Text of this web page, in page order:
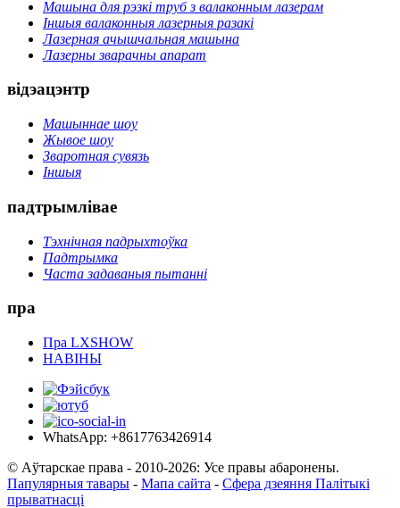
Машына для рэзкі труб з валаконным лазерам
Іншыя валаконныя лазерныя разакі
Лазерная ачышчальная машына
Лазерны зварачны апарат
відэацэнтр
Машыннае шоу
Жывое шоу
Зваротная сувязь
Іншыя
падтрымлівае
Тэхнічная падрыхтоўка
Падтрымка
Часта задаваныя пытанні
пра
Пра LXSHOW
НАВІНЫ
WhatsApp: +8617763426914
© Аўтарскае права - 2010-2026: Усе правы абаронены.
Папулярныя тавары - Мапа сайта - Сфера дзеяння Палітыкі
прыватнасці